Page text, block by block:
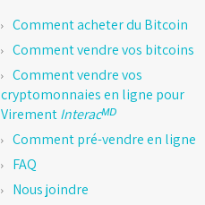
Comment acheter du Bitcoin
Comment vendre vos bitcoins
Comment vendre vos
cryptomonnaies en ligne pour
VirementInteracᴹᴰ
Comment pré-vendre en ligne
FAQ
Nous joindre